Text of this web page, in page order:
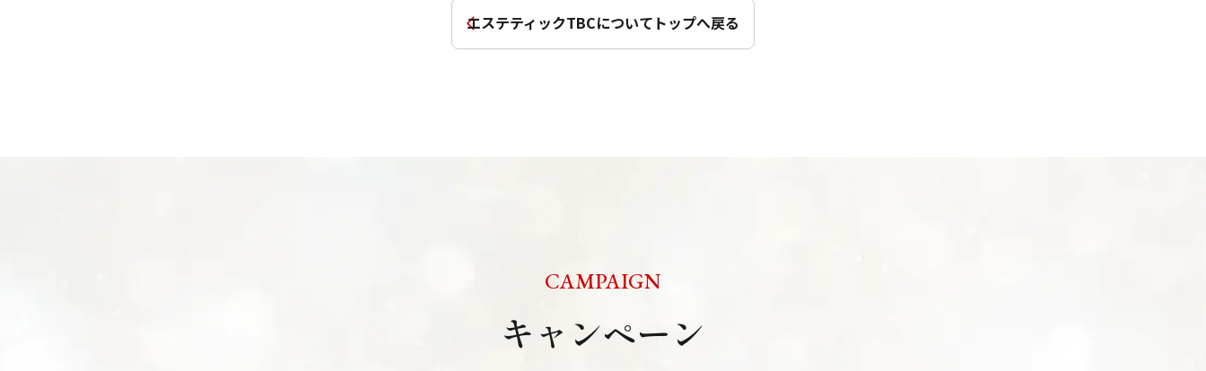
エステティックTBCについて トップへ戻る
CAMPAIGN
キャンペーン